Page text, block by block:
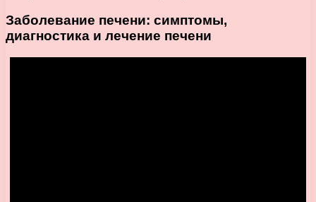
Заболевание печени: симптомы,
диагностика и лечение печени